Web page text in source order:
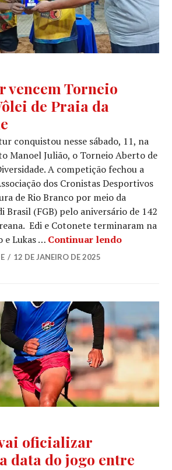
vencem Torneio
de Praia da
conquistou nesse sábado, 11, na
Manoel Julião, o Torneio Aberto de
A competição fechou a
dos Cronistas Desportivos
de Rio Branco por meio da
Brasil (FGB) pelo aniversário de 142
Edi e Cotonete terminaram na
e Lukas … Continuar lendo
12 DE JANEIRO DE 2025
oficializar
data do jogo entre